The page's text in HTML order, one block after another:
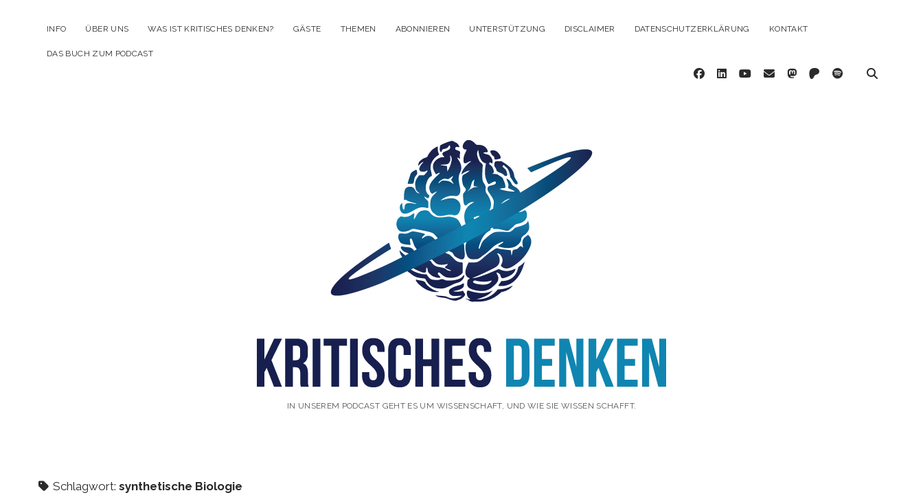
INFO ÜBER UNS WAS IST KRITISCHES DENKEN? GÄSTE THEMEN ABONNIEREN UNTERSTÜTZUNG DISCLAIMER DATENSCHUTZERKLÄRUNG KONTAKT
DAS BUCH ZUM PODCAST
facebook
linkedinyoutube
emailmastodon
patreonspotify
Kritisches
Denken
Podcast
IN UNSEREM PODCAST GEHT ES UM WISSENSCHAFT, UND WIE SIE WISSEN SCHAFFT.
Schlagwort: synthetische Biologie